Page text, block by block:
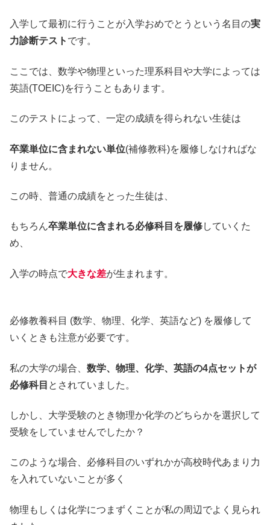
入学して最初に行うことが入学おめでとうという名目の実
力診断テスト です。
ここでは、数学や物理といった理系科目や大学によっては
英語(TOEIC)を行うこともあります。
このテストによって、一定の成績を得られない生徒は
卒業単位に含まれない単位(補修教科)を履修しなければな
りません。
この時、普通の成績をとった生徒は、
もちろん卒業単位に含まれる必修科目を履修していくた
め、
入学の時点で大きな差が生まれます。
必修教養科目 (数学、物理、化学、英語など) を履修して
いくときも注意が必要です。
私の大学の場合、 数学、物理、化学、英語の4点セットが
必修科目 とされていました。
しかし、大学受験のとき物理か化学のどちらかを選択して
受験をしていませんでしたか？
このような場合、必修科目のいずれかが高校時代あまり力
を入れていないことが多く
物理もしくは化学につまずくことが私の周辺でよく見られ